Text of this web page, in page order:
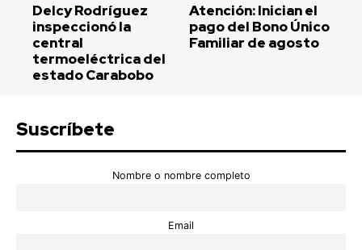
Delcy Rodríguez
inspeccionó la
central
termoeléctrica del
estado Carabobo
Atención: Inician el
pago del Bono Único
Familiar de agosto
Suscríbete
Nombre o nombre completo
Email